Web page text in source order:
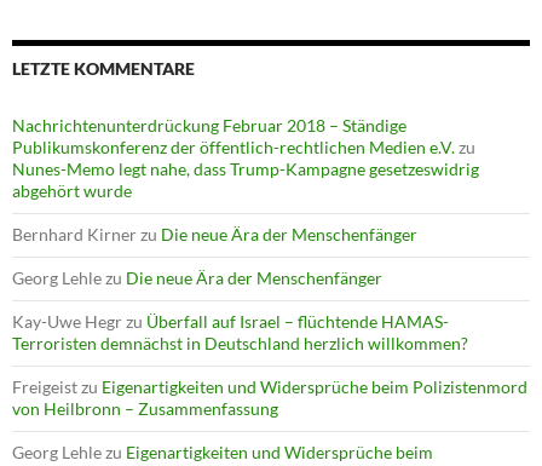
LETZTE KOMMENTARE
Nachrichtenunterdrückung Februar 2018 – Ständige
Publikumskonferenz der öffentlich-rechtlichen Medien e.V.zu
Nunes-Memo legt nahe, dass Trump-Kampagne gesetzeswidrig
abgehört wurde
Bernhard Kirnerzu Die neue Ära der Menschenfänger
Georg Lehlezu Die neue Ära der Menschenfänger
Kay-Uwe Hegrzu Überfall auf Israel – flüchtende HAMAS-
Terroristen demnächst in Deutschland herzlich willkommen?
Freigeistzu Eigenartigkeiten und Widersprüche beim Polizistenmord
von Heilbronn – Zusammenfassung
Georg Lehlezu Eigenartigkeiten und Widersprüche beim